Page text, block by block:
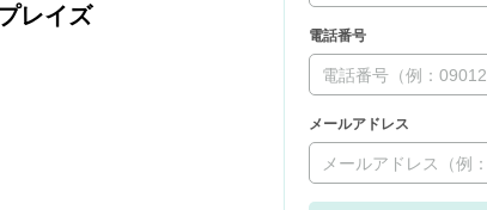
レイズ
電話番号
メールアドレス